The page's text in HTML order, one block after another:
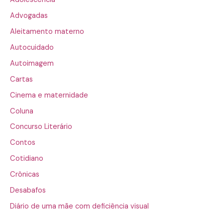
Advogadas
Aleitamento materno
Autocuidado
Autoimagem
Cartas
Cinema e maternidade
Coluna
Concurso Literário
Contos
Cotidiano
Crônicas
Desabafos
Diário de uma mãe com deficiência visual